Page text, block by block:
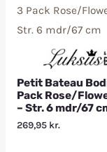
Petit Bateau
Pack Rose/
– Str. 6 mdr/67
269,95 kr.